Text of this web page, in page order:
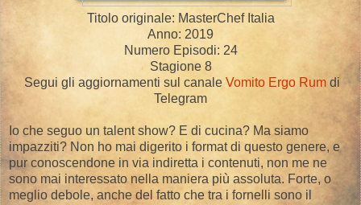
Titolo originale: MasterChef Italia
Anno: 2019
Numero Episodi: 24
Stagione 8
Segui gli aggiornamenti sul canale Vomito Ergo Rum di
Telegram
Io che seguo un talent show? E di cucina? Ma siamo
impazziti? Non ho mai digerito i format di questo genere, e
pur conoscendone in via indiretta i contenuti, non me ne
sono mai interessato nella maniera più assoluta. Forte, o
meglio debole, anche del fatto che tra i fornelli sono il